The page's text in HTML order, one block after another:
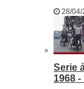
28/04/
Serie
1968 -